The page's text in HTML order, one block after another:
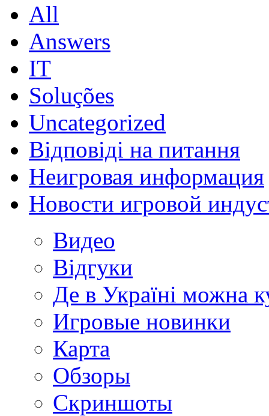
All
Answers
IT
Soluções
Uncategorized
Відповіді на питання
Неигровая информация
Новости игровой
Видео
Відгуки
Де в Україні можна
Игровые новинки
Карта
Обзоры
Скриншоты